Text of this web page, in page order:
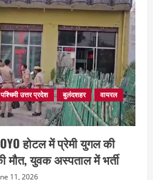
पश्चिमी उत्तर प्रदेश बुलंदशहर
वायरल
होटल में प्रेमी युगल की
मौत, युवक अस्पताल में भर्ती
11, 2026